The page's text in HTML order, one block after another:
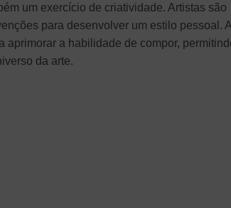
um exercício de criatividade. Artistas são
para desenvolver um estilo pessoal. A
aprimorar a habilidade de compor,
da arte.